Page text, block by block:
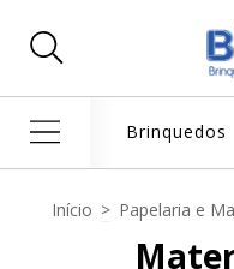
Brinquedos
Início > Papelaria e